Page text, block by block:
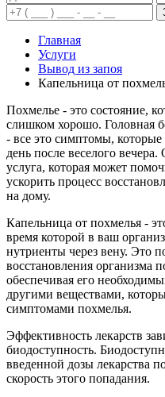
Главная
Услуги
Вывод из запоя
Капельница от
Похмелье - это состояние,
слишком хорошо. Головная
- все это симптомы,
день после веселого
услуга, которая может
ускорить процесс
на дому.
Капельница от похмелья -
время которой в ваш
нутриенты через вену. Это
восстановления организма
обеспечивая его
другими веществами,
симптомами похмелья.
Эффективность лекарств
биодоступность.
введенной дозы лекарства
скорость этого попадания.